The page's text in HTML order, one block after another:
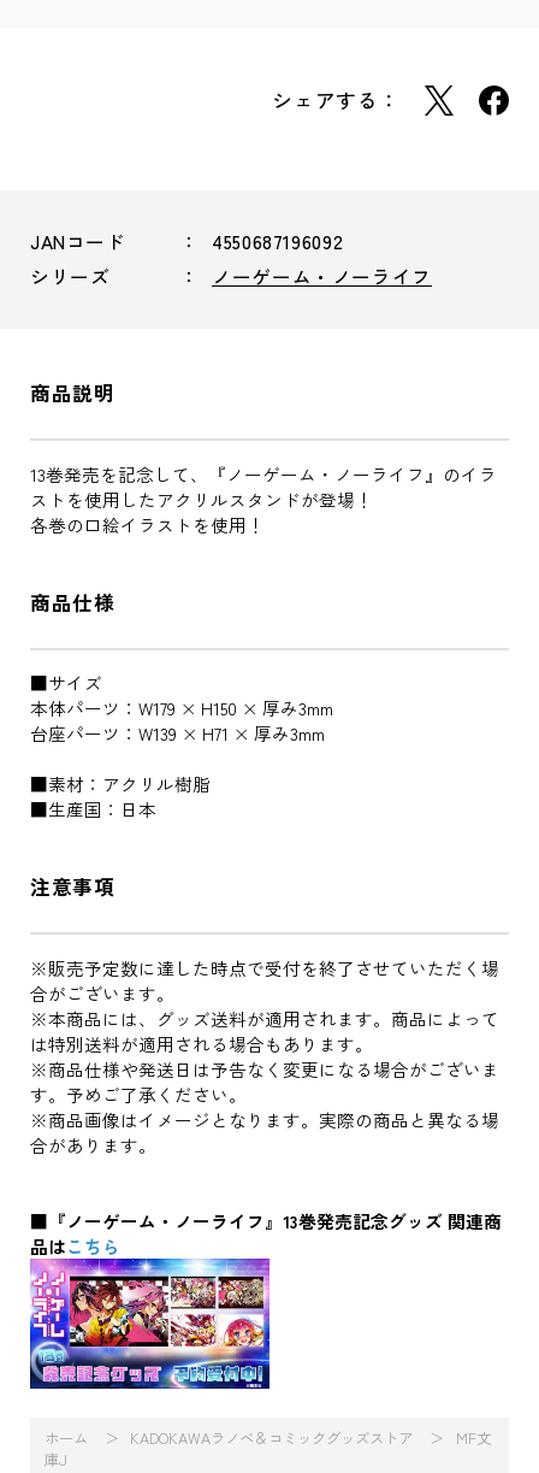
シェアする：
JANコード
4550687196092
シリーズ
ノーゲーム・ノーライフ
商品説明
13巻発売を記念して、『ノーゲーム・ノーライフ』のイラ
ストを使用したアクリルスタンドが登場！
各巻の口絵イラストを使用！
商品仕様
■サイズ
本体パーツ：W179 × H150 × 厚み3mm
台座パーツ：W139 × H71 × 厚み3mm
■素材：アクリル樹脂
■生産国：日本
注意事項
※販売予定数に達した時点で受付を終了させていただく場
合がございます。
※本商品には、グッズ送料が適用されます。商品によって
は特別送料が適用される場合もあります。
※商品仕様や発送日は予告なく変更になる場合がございま
す。予めご了承ください。
※商品画像はイメージとなります。実際の商品と異なる場
合があります。
■『ノーゲーム・ノーライフ』13巻発売記念グッズ 関連商
品はこちら
ホーム KADOKAWAラノベ＆コミックグッズストア
MF文
庫J